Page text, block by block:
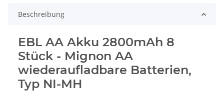
Beschreibung
EBL AA Akku 2800mAh 8
Stück - Mignon AA
wiederaufladbare Batterien,
Typ NI-MH